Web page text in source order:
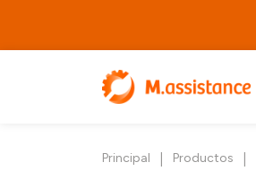
Principal | Productos |